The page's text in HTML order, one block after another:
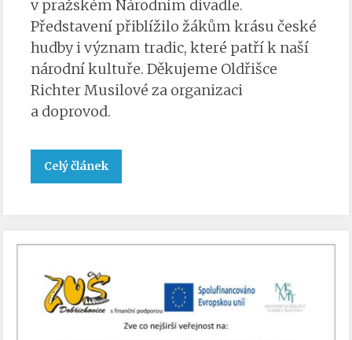
v pražském Národním divadle.
Představení přiblížilo žákům krásu české
hudby i význam tradic, které patří k naší
národní kultuře. Děkujeme Oldřišce
Richter Musilové za organizaci
a doprovod.
Celý článek